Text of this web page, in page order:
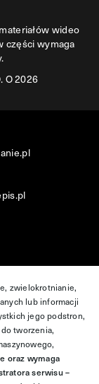
wideo
części wymaga
O 2026
zwielokrotnianie,
lub informacji
jego podstron,
tworzenia,
oraz wymaga
serwisu –